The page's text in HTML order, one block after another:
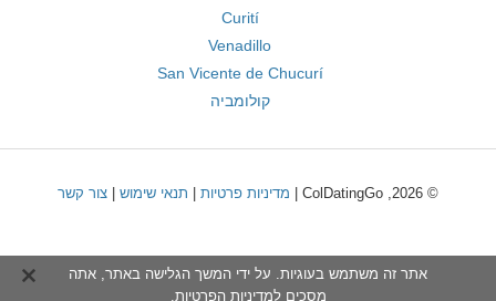
Curití
Venadillo
San Vicente de Chucurí
קולומביה
© 2026, ColDatingGo | מדיניות פרטיות תנאי שימוש צור קשר
אתר זה משתמש בעוגיות. על ידי המשך הגלישה באתר, אתה
מסכים למדיניות הפרטיות.